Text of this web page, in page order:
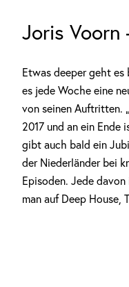
Joris Voorn
Etwas deeper geht es
es jede Woche eine
von seinen Auftritten.
2017 und an ein Ende
gibt auch bald ein
der Niederländer bei
Episoden. Jede
man auf Deep House,